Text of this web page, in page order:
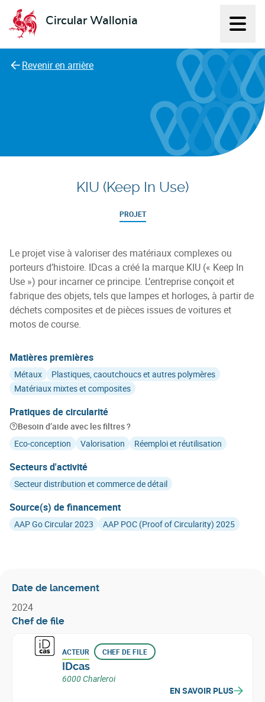
Circular Wallonia
L'économie circulaire
Revenir en arrière
KIU (Keep In Use)
PROJET
Le projet vise à valoriser des matériaux complexes ou
porteurs d’histoire. IDcas a créé la marque KIU (« Keep In
Use ») pour incarner ce principe. L’entreprise conçoit et
fabrique des objets, tels que lampes et horloges, à partir de
déchets composites et de pièces issues de voitures et
motos de course.
Matières premières
Métaux
Plastiques, caoutchoucs et autres polymères
Matériaux mixtes et composites
Pratiques de circularité
Besoin d’aide avec les filtres ?
Eco-conception
Valorisation Réemploi et réutilisation
Secteurs d'activité
Secteur distribution et commerce de détail
Source(s) de financement
AAP Go Circular 2023 AAP POC (Proof of Circularity) 2025
Date de lancement
2024
Chef de file
ACTEUR CHEF DE FILE
IDcas
6000 Charleroi
EN SAVOIR PLUS